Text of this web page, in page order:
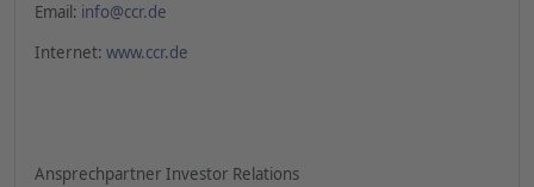
Email: info@ccr.de
Internet: www.ccr.de
Ansprechpartner Investor Relations